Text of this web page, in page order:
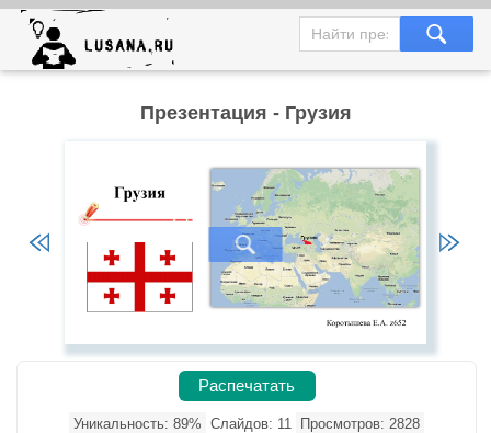
Презентация - Грузия
Распечатать
Уникальность: 89% Слайдов: 11
Просмотров: 2828